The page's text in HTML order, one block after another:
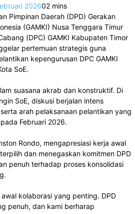
202602 mins
Pimpinan Daerah (DPD) Gerakan
(GAMKI) Nusa Tenggara Timur
(DPC) GAMKI Kabupaten Timor
pertemuan strategis guna
kepengurusan DPC GAMKI
SoE.
suasana akrab dan konstruktif. Di
SoE, diskusi berjalan intens
arah pelaksanaan pelantikan yang
Februari 2026.
Rondo, mengapresiasi kerja awal
dan menegaskan komitmen DPD
penuh terhadap proses konsolidasi
kolaborasi yang penting. DPD
penuh, dan kami berharap